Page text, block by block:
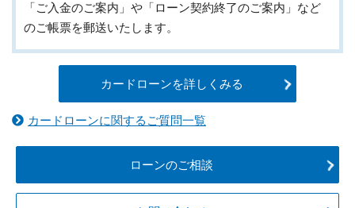
「ご入金のご案内」や「ローン契約終了のご案内」など
のご帳票を郵送いたします。
カードローンを詳しくみる
カードローンに関するご質問一覧
ローンのご相談